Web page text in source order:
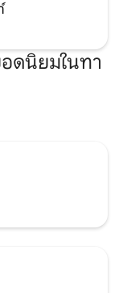
ดนิยมในทา